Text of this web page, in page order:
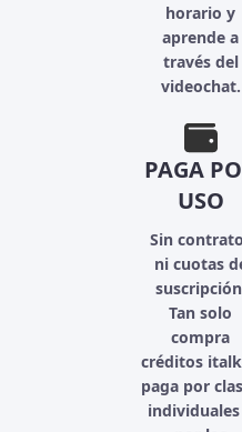
horario y
aprende a
través del
videochat.
PAGA
USO
Sin
ni cuotas
Tan solo
compra
créditos
paga por